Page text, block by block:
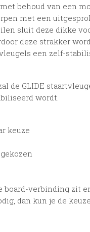
behoud van een
met een
sluit deze dikke
deze strakker
een zelf-
de GLIDE
wordt.
keuze
board-verbinding zit
dan kun je de